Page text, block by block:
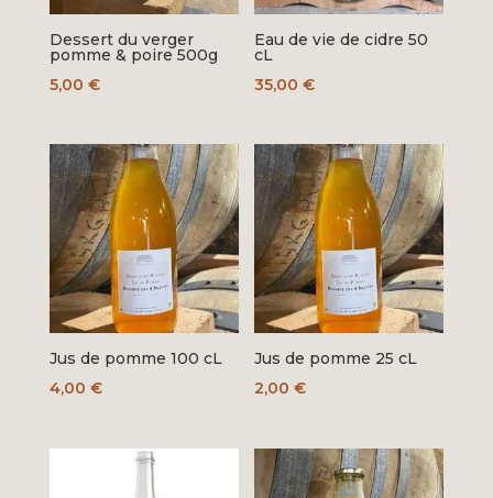
Dessert du verger
pomme & poire 500g
5,00 €
Eau de vie de cidre 50
cL
35,00€
Jus de pomme 100 cL
4,00 €
Jus de pomme 25 cL
2,00€